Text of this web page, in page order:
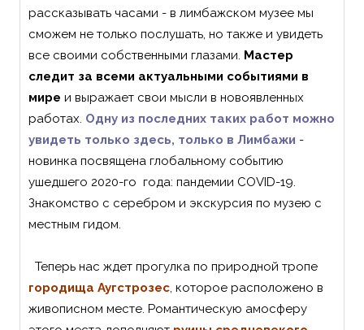
рассказывать часами - в лимбажском музее мы
сможем не только послушать, но также и увидеть
все своими собственными глазами. Мастер
следит за всеми актуальными событиями в
мире и выражает свои мысли в новоявленных
работах. Одну из последних таких работ можно
увидеть только здесь, только в Лимбажи -
новинка посвящена глобальному событию
ушедшего 2020-го года: пандемии COVID-19.
Знакомство с серебром и экскурсия по музею с
местным гидом.
Теперь нас ждет прогулка по природной тропе
городища Аугстрозес, которое расположено в
живописном месте. Романтическую амосферу